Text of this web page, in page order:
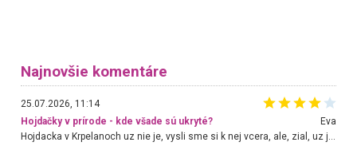
Najnovšie komentáre
25.07.2026, 11:14
Hojdačky v prírode - kde všade sú ukryté?
Eva
Hojdacka v Krpelanoch uz nie je, vysli sme si k nej vcera, ale, zial, uz je znicena. Ak sem planujete cestu len kvoli hojdacke, mozete si ju usetrit. Krasny vyhlad je tu vsak aj bez hojdacky :-)